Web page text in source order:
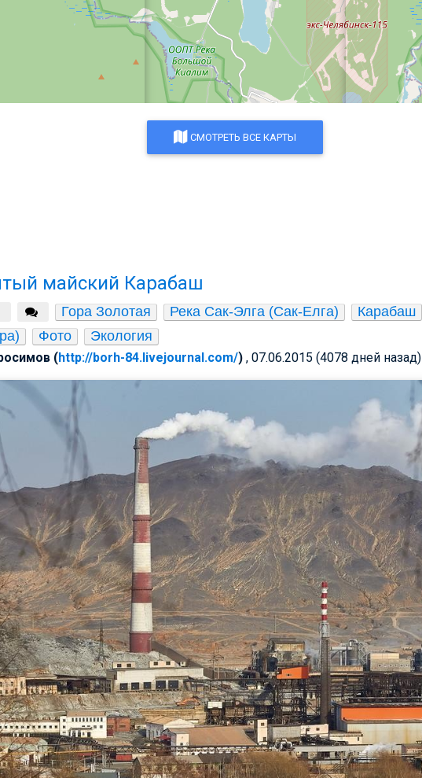
СМОТРЕТЬ ВСЕ КАРТЫ
майский Карабаш
Гора Золотая Река Сак-Элга (Сак-Елга) Карабаш
Фото Экология
(http://borh-84.livejournal.com/) , 07.06.2015 (4078 дней назад)